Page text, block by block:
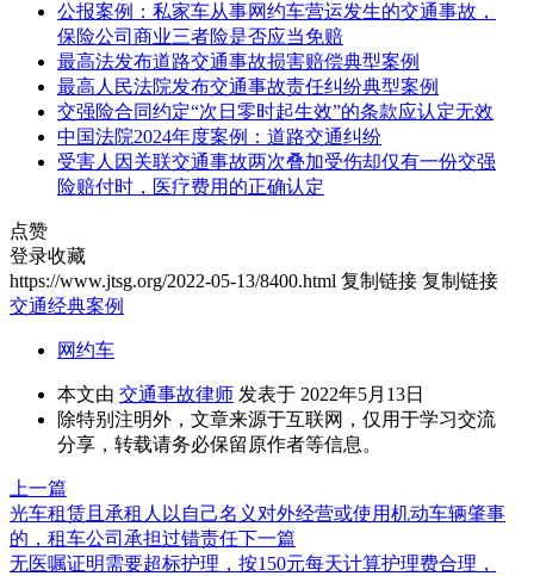
公报案例：私家车从事网约车营运发生的交通事故，
保险公司商业三者险是否应当免赔
最高法发布道路交通事故损害赔偿典型案例
最高人民法院发布交通事故责任纠纷典型案例
交强险合同约定“次日零时起生效”的条款应认定无效
中国法院2024年度案例：道路交通纠纷
受害人因关联交通事故两次叠加受伤却仅有一份交强
险赔付时，医疗费用的正确认定
点赞
登录收藏
https://www.jtsg.org/2022-05-13/8400.html 复制链接 复制链接
交通经典案例
网约车
本文由 交通事故律师 发表于 2022年5月13日
除特别注明外，文章来源于互联网，仅用于学习交流
分享，转载请务必保留原作者等信息。
上一篇
光车租赁且承租人以自己名义对外经营或使用机动车辆肇事
的，租车公司承担过错责任下一篇
无医嘱证明需要超标护理，按150元每天计算护理费合理，